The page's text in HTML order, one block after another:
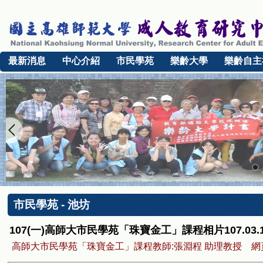
最新消息 中心介紹 市民學苑 樂齡大學 樂齡自
市民學苑 - 池坊
107(一)高師大市民學苑「珠寶金工」課程相片
高師大市民學苑「珠寶金工」課程教師:張淵程 助理教授 網